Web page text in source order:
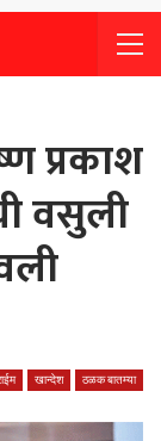
प्रकाश
वसुली
खान्देश ठळक बातम्या